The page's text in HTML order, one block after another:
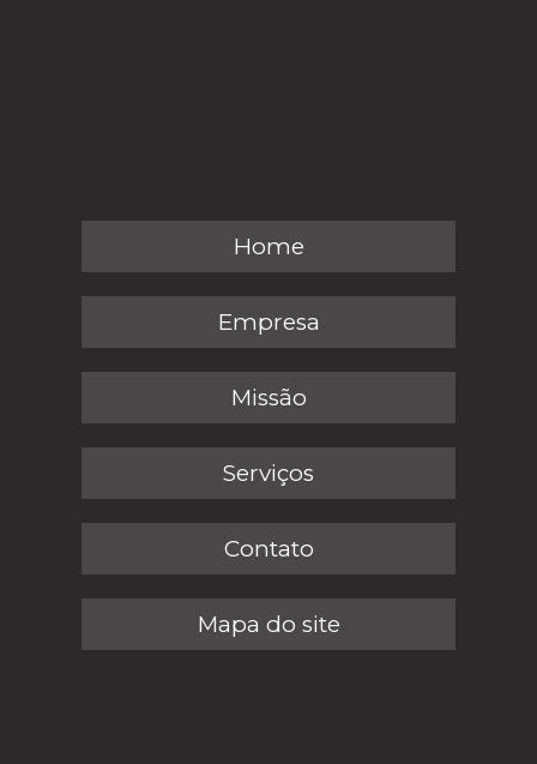
Home
Empresa
Missão
Serviços
Contato
Mapa do site